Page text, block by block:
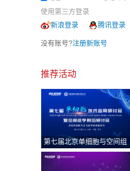
使用第三方登录
新浪登录
腾讯登录
没有账号?注册新账号
推荐活动
第七届北京单细胞与空间组
学研讨会